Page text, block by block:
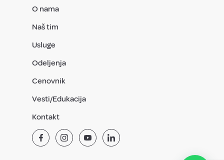
O nama
Naš tim
Usluge
Odeljenja
Cenovnik
Vesti/Edukacija
Kontakt